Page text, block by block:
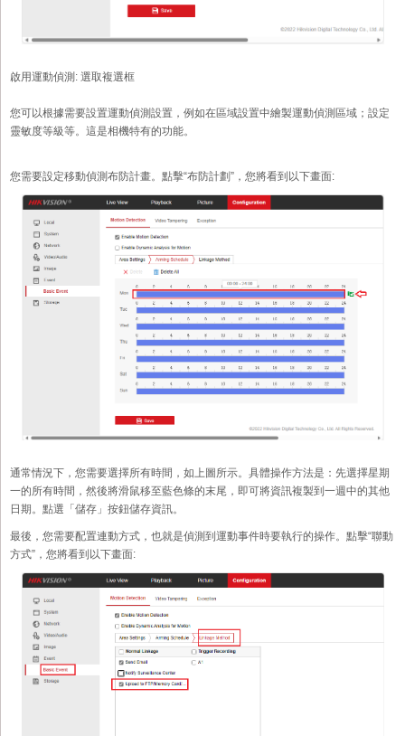
啟用運動偵測: 選取複選框
您可以根據需要設置運動偵測設置，例如在區域設置中繪製運動偵測區域；設定
靈敏度等級等。這是相機特有的功能。
您需要設定移動偵測布防計畫。點擊“布防計劃”，您將看到以下畫面:
通常情況下，您需要選擇所有時間，如上圖所示。具體操作方法是：先選擇星期
一的所有時間，然後將滑鼠移至藍色條的末尾，即可將資訊複製到一週中的其他
日期。點選「儲存」按鈕儲存資訊。
最後，您需要配置連動方式，也就是偵測到運動事件時要執行的操作。點擊“聯動
方式”，您將看到以下畫面: